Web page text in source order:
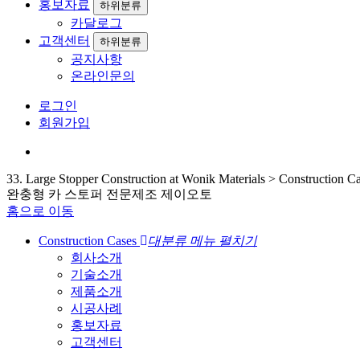
홍보자료 하위분류
카달로그
고객센터
하위분류
공지사항
온라인문의
로그인
회원가입
33. Large Stopper Construction at Wonik Materials > Construction
완충형 카 스토퍼 전문제조 제이오토
홈으로 이동
Construction Cases
대분류 메뉴 펼치기
회사소개
기술소개
제품소개
시공사례
홍보자료
고객센터